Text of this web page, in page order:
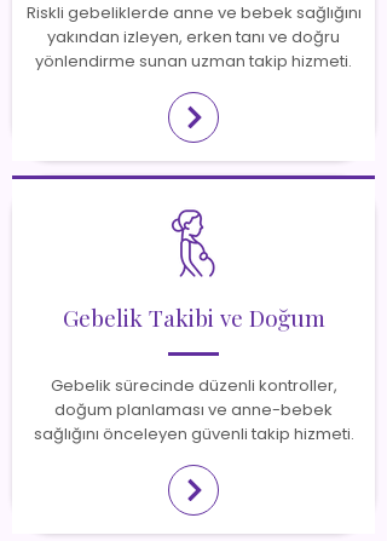
Riskli gebeliklerde anne ve bebek sağlığını
yakından izleyen, erken tanı ve doğru
yönlendirme sunan uzman takip hizmeti.
Gebelik Takibi ve Doğum
Gebelik sürecinde düzenli kontroller,
doğum planlaması ve anne-bebek
sağlığını önceleyen güvenli takip hizmeti.